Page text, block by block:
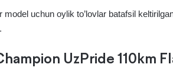
uchun oylik to’lovlar batafsil
UzPride 110km